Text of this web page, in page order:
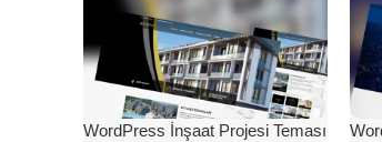
WordPress İnşaat Projesi Teması